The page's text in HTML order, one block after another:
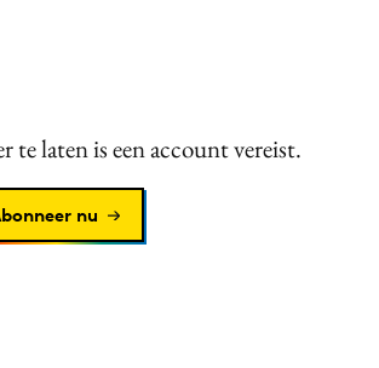
te laten is een account vereist.
nu